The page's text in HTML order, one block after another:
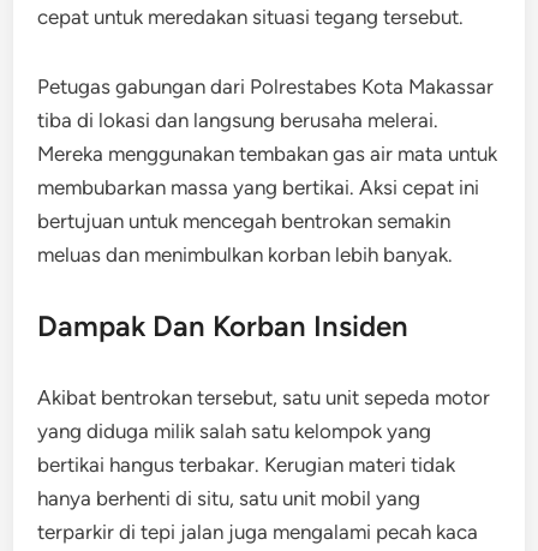
cepat untuk meredakan situasi tegang tersebut.
Petugas gabungan dari Polrestabes Kota Makassar
tiba di lokasi dan langsung berusaha melerai.
Mereka menggunakan tembakan gas air mata untuk
membubarkan massa yang bertikai. Aksi cepat ini
bertujuan untuk mencegah bentrokan semakin
meluas dan menimbulkan korban lebih banyak.
Dampak Dan Korban Insiden
Akibat bentrokan tersebut, satu unit sepeda motor
yang diduga milik salah satu kelompok yang
bertikai hangus terbakar. Kerugian materi tidak
hanya berhenti di situ, satu unit mobil yang
terparkir di tepi jalan juga mengalami pecah kaca